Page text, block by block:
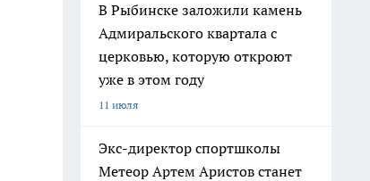
В Рыбинске заложили камень
Адмиральского квартала с
церковью, которую откроют
уже в этом году
11 июля
Экс-директор спортшколы
Метеор Артем Аристов станет